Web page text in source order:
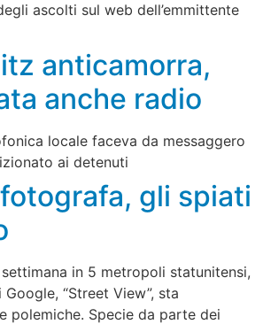
ascolti sul web dell’emmittente
anticamorra,
anche radio
locale faceva da messaggero
ai detenuti
gli spiati
in 5 metropoli statunitensi,
“Street View”, sta
polemiche. Specie da parte dei